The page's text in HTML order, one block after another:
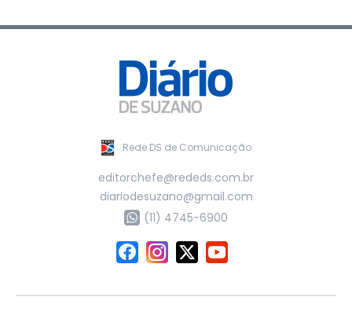
Rede DS de Comunicação
editorchefe@rededs.com.br
diariodesuzano@gmail.com
(11) 4745-6900